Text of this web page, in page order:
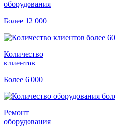
оборудования
Более 12 000
Количество
клиентов
Более 6 000
Ремонт
оборудования